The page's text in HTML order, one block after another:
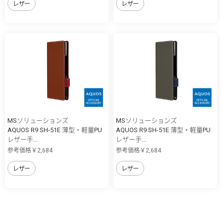
レザー レザー
MSソリューションズ
AQUOS R9 SH-51E 薄型・軽量PU
レザー手...
参考価格￥2,684
レザー
MSソリューションズ
AQUOS R9 SH-51E 薄型・軽量PU
レザー手...
参考価格￥2,684
レザー